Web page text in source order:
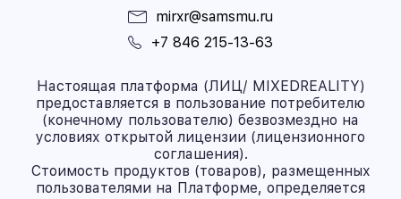
mirxr@samsmu.ru
+7 846 215-13-63
Настоящая платформа (ЛИЦ/ MIXEDREALITY)
предоставляется в пользование потребителю
(конечному пользователю) безвозмездно на
условиях открытой лицензии (лицензионного
соглашения).
Стоимость продуктов (товаров), размещенных
пользователями на Платформе, определяется